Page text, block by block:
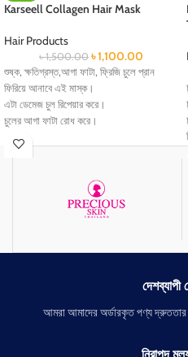
Karseell Collagen Hair Mask
Hair Products
৳1,500.00 ৳1,100.00
শুষ্ক, ক্ষতিগ্রস্ত,আগা ফাটা, ফ্রিজি চুলে প্রান
ফিরিয়ে আনাবে এই মাস্ক।
এটা ডেমেজ চুল রিপেয়ার করে।
চুলের আগা ফাটা রোধ করে।
চুলকে হেলদি করে।
চুলকে ন্যাচারলি স্ট্রেইট করে।
দেশব্যাপী
আমরা আমাদের অর্ডারকৃত পণ্য দ্রুততার
নিরাপদ